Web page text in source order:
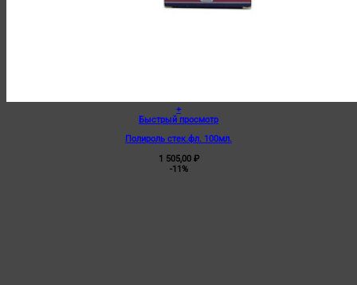
+
Быстрый просмотр
Полироль стек.фл. 100мл.
1 505,00 ₽
-11%